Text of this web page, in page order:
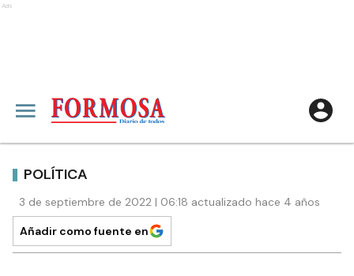
Ads
POLÍTICA
3 de septiembre de 2022 | 06:18 actualizado hace 4 años
Añadir como fuente en